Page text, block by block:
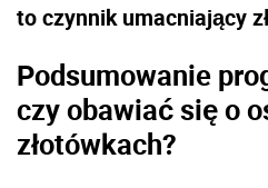
to czynnik umacniający
Podsumowanie
czy obawiać się o
złotówkach?